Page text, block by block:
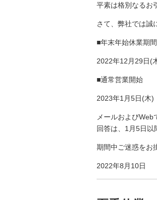
平素は格別なるお
さて、弊社では誠
■年末年始休業期間
2022年12月29日(
■通常営業開始
2023年1月5日(木)
メールおよび
回答は、1月5日以
期間中ご迷惑をお
2022年8月10日